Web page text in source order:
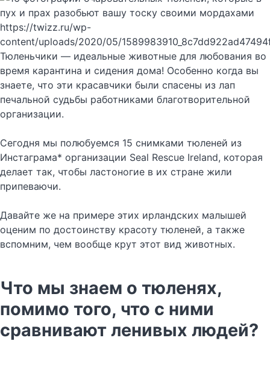
https://twizz.ru/wp-
content/uploads/2020/05/
Тюленьчики — идеальные животные для любования во
время карантина и сидения дома! Особенно когда вы
знаете, что эти красавчики были спасены из лап
печальной судьбы работниками благотворительной
организации.
Сегодня мы полюбуемся 15 снимками тюленей из
Инстаграма* организации Seal Rescue Ireland, которая
делает так, чтобы ластоногие в их стране жили
припеваючи.
Давайте же на примере этих ирландских малышей
оценим по достоинству красоту тюленей, а также
вспомним, чем вообще крут этот вид животных.
Что мы знаем о тюленях,
помимо того, что с ними
сравнивают ленивых людей?